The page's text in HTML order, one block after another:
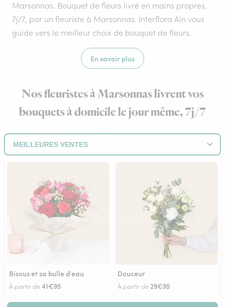
Marsonnas. Bouquet de fleurs livré en mains propres,
7j/7, par un fleuriste à Marsonnas. Interflora Ain vous
guide vers le meilleur choix de bouquet de fleurs.
En savoir plus
Nos fleuristes à Marsonnas livrent vos
bouquets à domicile le jour même, 7j/7
Bisous et sa bulle d'eau
À partir de41€95
Douceur
À partir de 29€95